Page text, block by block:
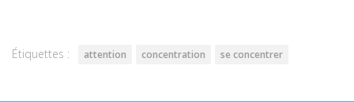
Étiquettes : attention concentration se concentrer